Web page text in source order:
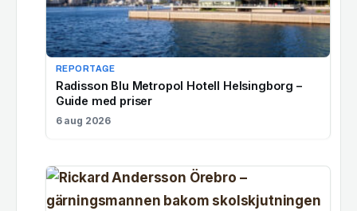
REPORTAGE
Radisson Blu Metropol Hotell Helsingborg –
Guide med priser
6 aug 2026